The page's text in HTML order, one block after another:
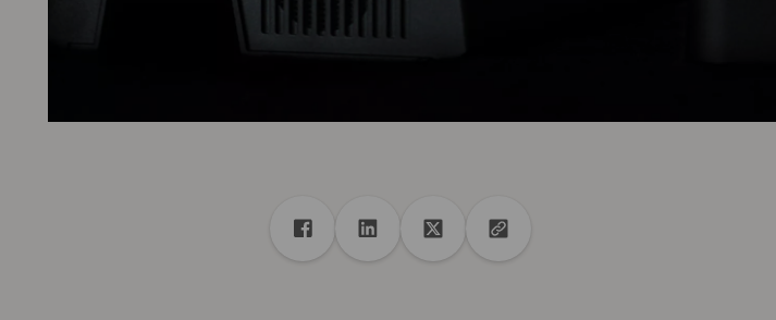
DelenDeel met Facebook
Deel met Linkedin
Deel met XURL naar klembord kopiëren